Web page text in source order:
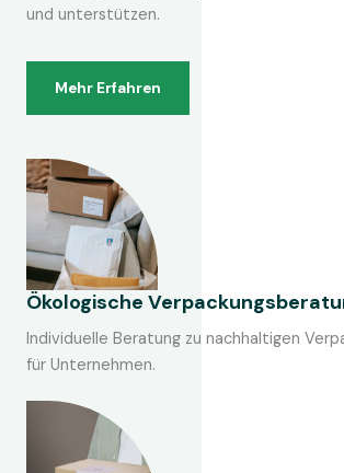
und unterstützen.
Mehr Erfahren
Ökologische
Individuelle Beratung zu nachhaltigen
für Unternehmen.